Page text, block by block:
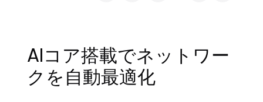
AIコア搭載でネットワー
クを自動最適化